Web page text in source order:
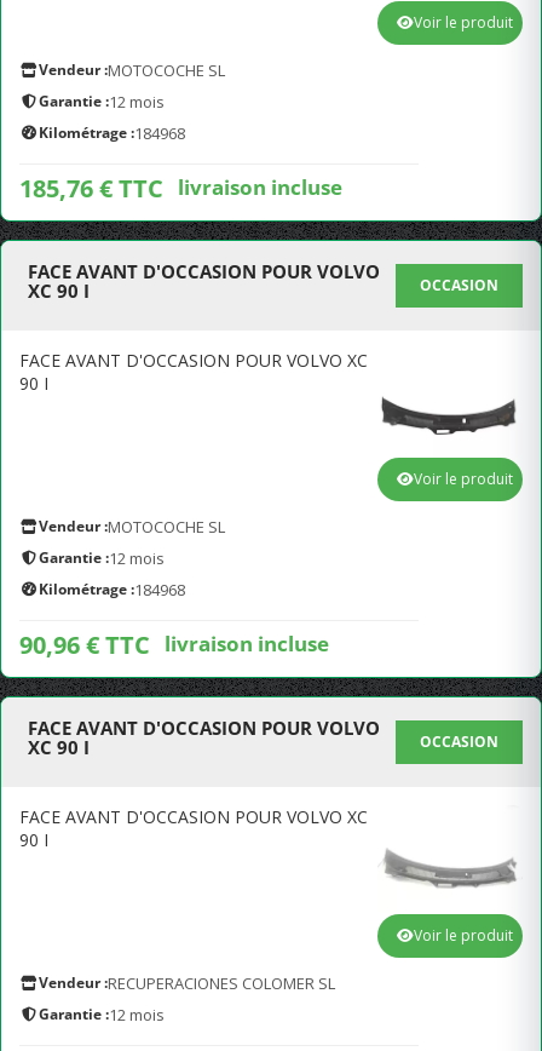
Vendeur :MOTOCOCHE SL
Garantie :12 mois
Kilométrage :184968
185,76 € TTC livraison incluse
Voir le produit
FACE AVANT D'OCCASION POUR VOLVO
XC 90 I
OCCASION
FACE AVANT D'OCCASION POUR VOLVO XC
90 I
Vendeur :MOTOCOCHE SL
Garantie :12 mois
Kilométrage :184968
90,96 € TTC livraison incluse
Voir le produit
FACE AVANT D'OCCASION POUR VOLVO
XC 90 I
OCCASION
FACE AVANT D'OCCASION POUR VOLVO XC
90 I
Vendeur :RECUPERACIONES COLOMER SL
Garantie :12 mois
Voir le produit